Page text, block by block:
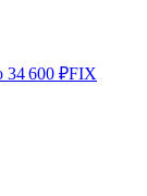
34 600 ₽FIX